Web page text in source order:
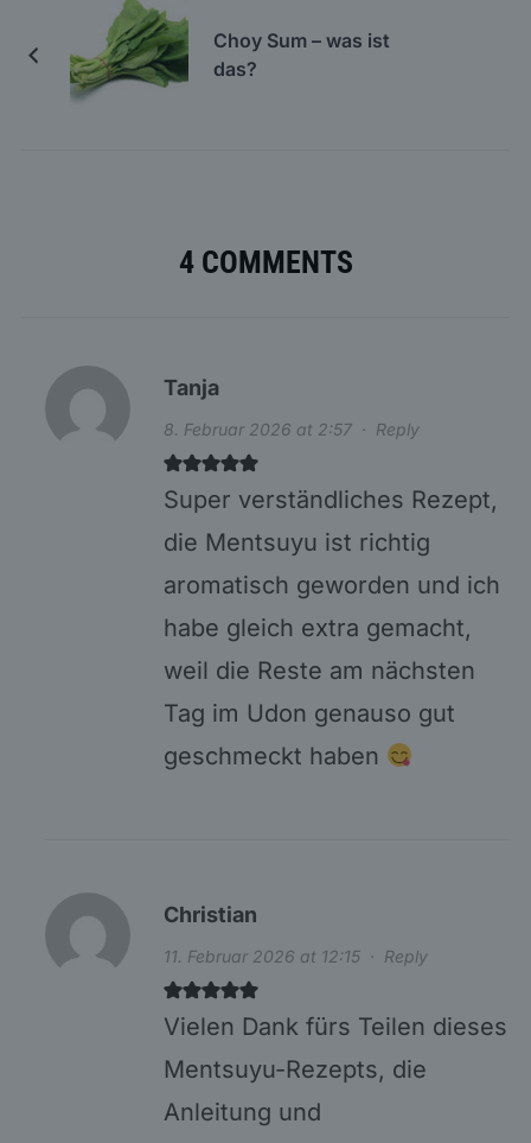
Choy Sum – was ist
das?
4 COMMENTS
Tanja
8. Februar 2026 at 2:57· Reply
Super verständliches Rezept,
die Mentsuyu ist richtig
aromatisch geworden und ich
habe gleich extra gemacht,
weil die Reste am nächsten
Tag im Udon genauso gut
geschmeckt haben
Christian
11. Februar 2026 at 12:15· Reply
Vielen Dank fürs Teilen dieses
Mentsuyu-Rezepts, die
Anleitung und